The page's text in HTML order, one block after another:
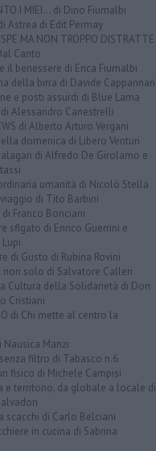
I MIEI... di Dino Fiumalbi
Astrea di Edit Permay
MA NON TROPPO DISTRATTE
Canto
il benessere di Erica Fiumalbi
della birra di Davide Cappannari
e posti assurdi di Blue Lama
Alessandro Canestrelli
di Alberto Arturo Vergani
domenica di Libero Venturi
di Alfredo De Girolamo e
umanità di Nicolò Stella
di Tito Barbini
Franco Bonciani
sfigato di Enrico Guerrini e
di Gusto di Rubina Rovini
non solo di Salvatore Calleri
Cultura della Solidarietà di Don
Cristiani
di Chi mette al centro la
Nausica Manzi
filtro di Tabasco n.6
fisico di Michele Campisi
e territorio, da globale a locale di
scacchi di Carlo Belciani
in cucina di Sabrina